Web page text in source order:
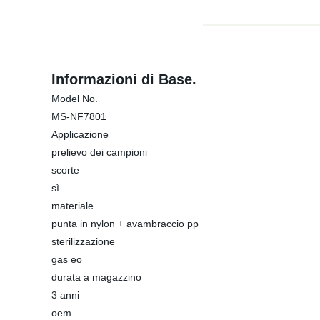
Informazioni di Base.
Model No.
MS-NF7801
Applicazione
prelievo dei campioni
scorte
sì
materiale
punta in nylon + avambraccio pp
sterilizzazione
gas eo
durata a magazzino
3 anni
oem